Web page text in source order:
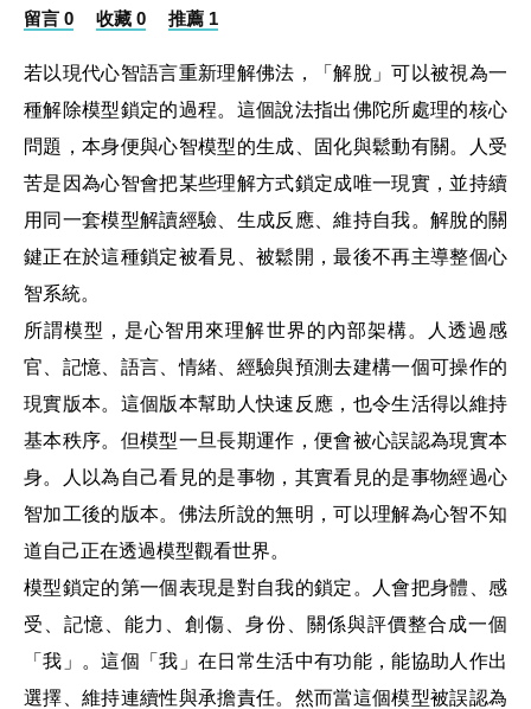
留言 0 收藏 0 推薦 1
若以現代心智語言重新理解佛法，「解脫」可以被視為一
種解除模型鎖定的過程。這個說法指出佛陀所處理的核心
問題，本身便與心智模型的生成、固化與鬆動有關。人受
苦是因為心智會把某些理解方式鎖定成唯一現實，並持續
用同一套模型解讀經驗、生成反應、維持自我。解脫的關
鍵正在於這種鎖定被看見、被鬆開，最後不再主導整個心
智系統。
所謂模型，是心智用來理解世界的內部架構。人透過感
官、記憶、語言、情緒、經驗與預測去建構一個可操作的
現實版本。這個版本幫助人快速反應，也令生活得以維持
基本秩序。但模型一旦長期運作，便會被心誤認為現實本
身。人以為自己看見的是事物，其實看見的是事物經過心
智加工後的版本。佛法所說的無明，可以理解為心智不知
道自己正在透過模型觀看世界。
模型鎖定的第一個表現是對自我的鎖定。人會把身體、感
受、記憶、能力、創傷、身份、關係與評價整合成一個
「我」。這個「我」在日常生活中有功能，能協助人作出
選擇、維持連續性與承擔責任。然而當這個模型被誤認為